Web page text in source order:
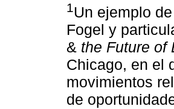
1Un ejemplo
Fogel y
& the Future of
Chicago, en el
movimientos
de